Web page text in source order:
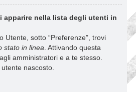
apparire nella lista degli utenti in
Utente, sotto “Preferenze”, trovi
stato in linea . Attivando questa
amministratori e a te stesso.
nascosto.